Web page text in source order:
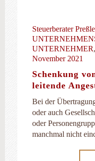
Steuerberater
UNTERNEHMER,
November 2021
Schenkung
leitende
Bei der
oder auch
oder
manchmal nicht